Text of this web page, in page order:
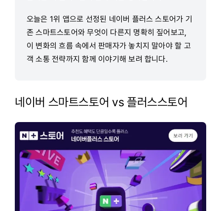
오늘은 1위 앱으로 선정된 네이버 플러스 스토어가 기
존 스마트스토어와 무엇이 다른지 명확히 짚어보고,
이 변화의 흐름 속에서 판매자가 놓치지 말아야 할 고
객 소통 전략까지 함께 이야기해 보려 합니다.
네이버 스마트스토어 vs 플러스스토어